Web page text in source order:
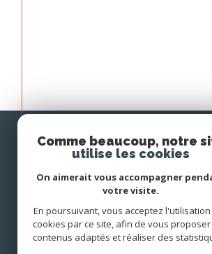
Avis
Comme beaucoup, notre
utilise les cookies
On aimerait vous accompagner
votre visite.
En poursuivant, vous acceptez
cookies par ce site, afin de vous
contenus adaptés et réaliser des